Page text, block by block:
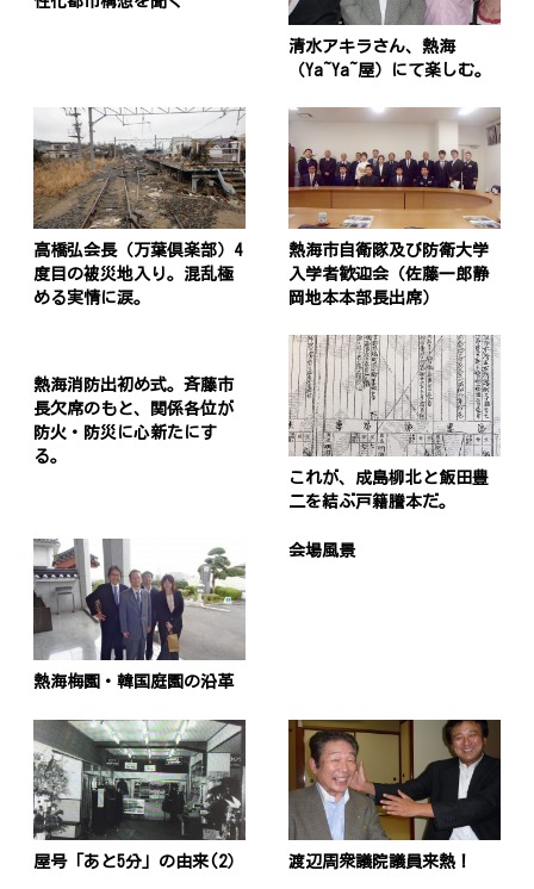
清水アキラさん、熱海
（Ya~Ya~屋）にて楽しむ。
高橋弘会長（万葉倶楽部）4
度目の被災地入り。混乱極
める実情に涙。
熱海市自衛隊及び防衛大学
入学者歓迎会（佐藤一郎静
岡地本本部長出席）
熱海消防出初め式。斉藤市
長欠席のもと、関係各位が
防火・防災に心新たにす
る。
これが、成島柳北と飯田豊
二を結ぶ戸籍謄本だ。
熱海梅園・韓国庭園の沿革
会場風景
屋号「あと5分」の由来(2） 渡辺周衆議院議員来熱！